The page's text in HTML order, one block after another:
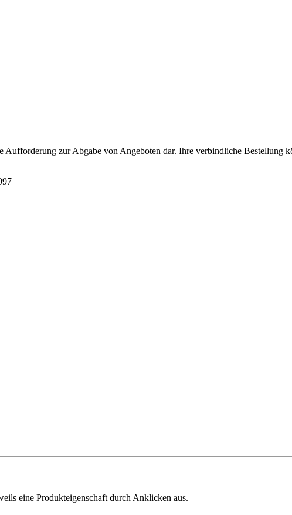
zur Abgabe von Angeboten dar. Ihre verbindliche Bestellung
eine Produkteigenschaft durch Anklicken aus.